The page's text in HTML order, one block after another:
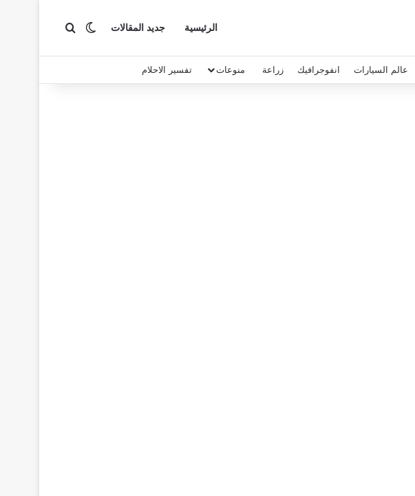
الرئيسية جديد المقالات الوضع المظلم
بحث عن
عالم السيارات انفوجرافيك زراعة منوعات تفسير الاحلام